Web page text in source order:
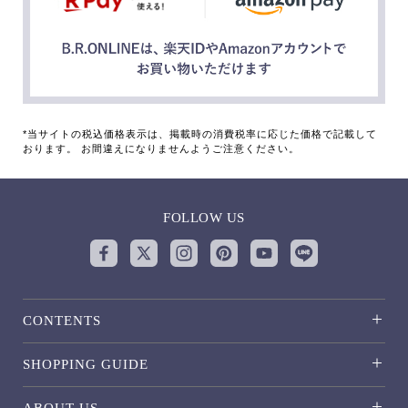
*当サイトの税込価格表示は、掲載時の消費税率に応じた価格で記載して
おります。 お間違えになりませんようご注意ください。
FOLLOW US
CONTENTS
SHOPPING GUIDE